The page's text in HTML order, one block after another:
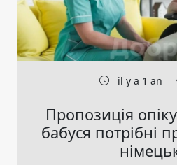
il y a 1 an
Пропозиція
бабуся потрібні